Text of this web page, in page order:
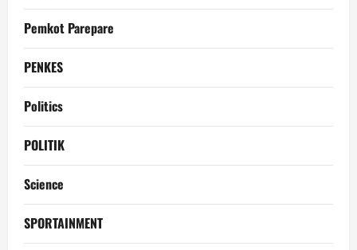
Pemkot Parepare
PENKES
Politics
POLITIK
Science
SPORTAINMENT